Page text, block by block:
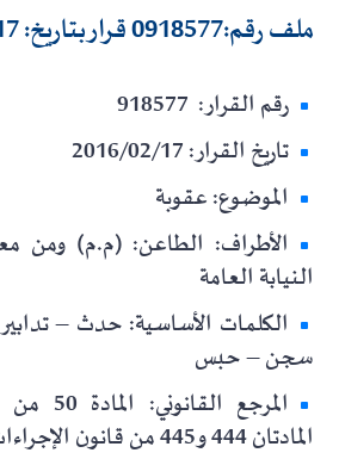
ملف رقم:0918577 قرار بتاريخ: 17-02-2016
رقم القرار: 918577
تاريخ القرار: 2016/02/17
الموضوع: عقوبة
الأطراف: الطاعن: (م.م) ومن
النيابة العامة
الكلمات الأساسية: حدث –
سجن – حبس
المرجع
المادتان 444 و445 من قانون الإجراءات الجزائية